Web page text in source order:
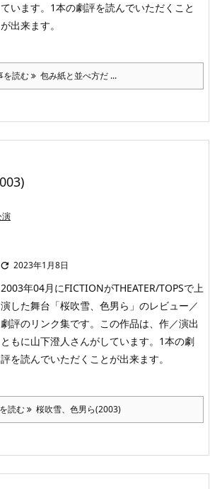
ています。1本の劇評を読んでいただくこと
が出来ます。
を読む 包み紙と並べ方だ ...
演
 2023年1月8日
2003年04月にFICTIONがTHEATER/TOPSで上
演した舞台「桜吹雪、色男ら」のレビュー／
劇評のリンク集です。この作品は、作／演出
ともに山下澄人さんがしています。1本の劇
評を読んでいただくことが出来ます。
読む 桜吹雪、色男ら(2003)